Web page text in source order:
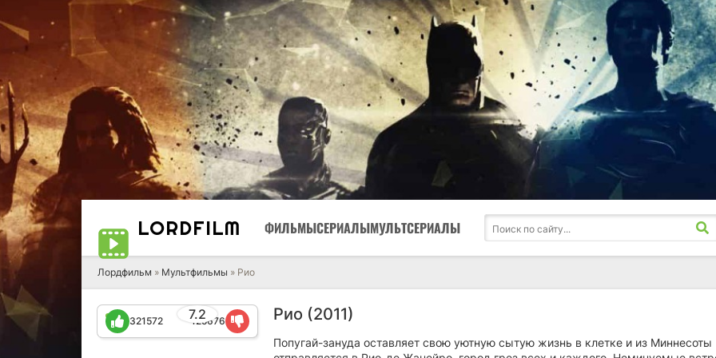
LORDFILM ФИЛЬМЫСЕРИАЛЫМУЛЬТСЕРИАЛЫ
Лордфильм » Мультфильмы » Рио
Рио (2011)
7.2
321572 125676
Попугай-зануда оставляет свою уютную сытую жизнь в клетке и из Миннесоты